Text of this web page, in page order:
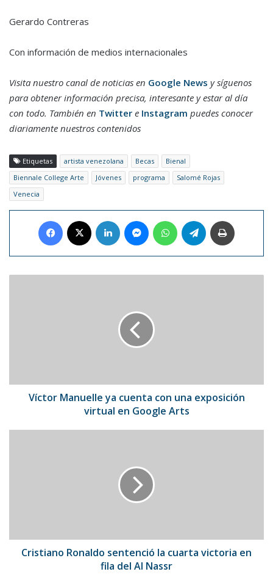
Gerardo Contreras
Con información de medios internacionales
Visita nuestro canal de noticias en Google News y síguenos
para obtener información precisa, interesante y estar al día
con todo. También en Twitter e Instagram puedes conocer
diariamente nuestros contenidos
Etiquetas artista venezolana Becas
Bienal
Biennale College Arte
Jóvenes programa
Salomé Rojas
Venecia
Facebook LinkedIn MessengerWhatsAppTelegram
en
GoogleVíctor Manuelle ya cuenta con una exposición
virtual en Google Arts
del
Cristiano Ronaldo sentenció la cuarta victoria en
fila del Al Nassr